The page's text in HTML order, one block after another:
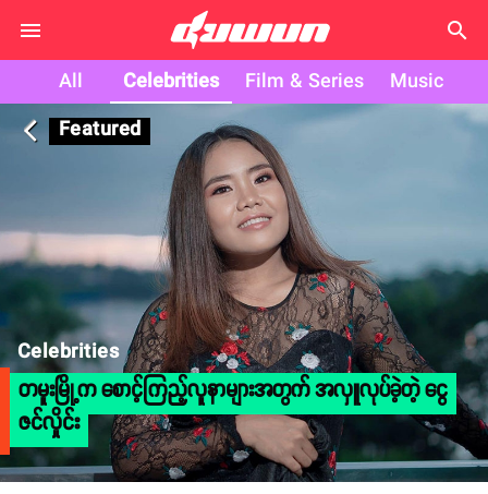
search
All Celebrities Film & Series
Music
Featured
arrow_back_ios
Celebrities
တမူးမြို့က စောင့်ကြည့်လူနာများအတွက် အလှူလုပ်ခဲ့တဲ့ ငွေ
ဇင်လှိုင်း